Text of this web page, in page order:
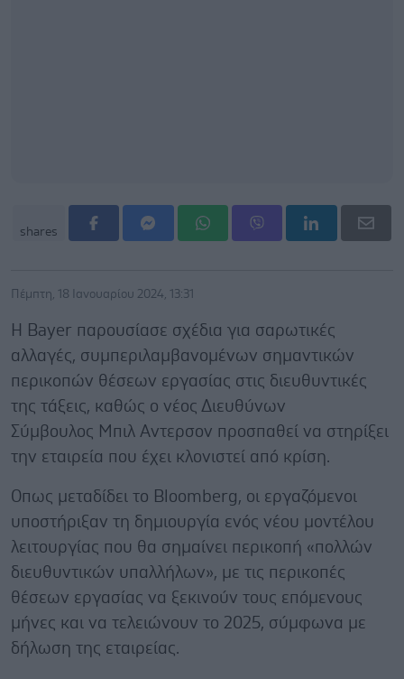
shares
Πέμπτη, 18 Ιανουαρίου 2024, 13:31
Η Bayer παρουσίασε σχέδια για σαρωτικές
αλλαγές, συμπεριλαμβανομένων σημαντικών
περικοπών θέσεων εργασίας στις διευθυντικές
της τάξεις, καθώς ο νέος Διευθύνων
Σύμβουλος Μπιλ Αντερσον προσπαθεί να στηρίξει
την εταιρεία που έχει κλονιστεί από κρίση.
Οπως μεταδίδει το Bloomberg, οι εργαζόμενοι
υποστήριξαν τη δημιουργία ενός νέου μοντέλου
λειτουργίας που θα σημαίνει περικοπή «πολλών
διευθυντικών υπαλλήλων», με τις περικοπές
θέσεων εργασίας να ξεκινούν τους επόμενους
μήνες και να τελειώνουν το 2025, σύμφωνα με
δήλωση της εταιρείας.